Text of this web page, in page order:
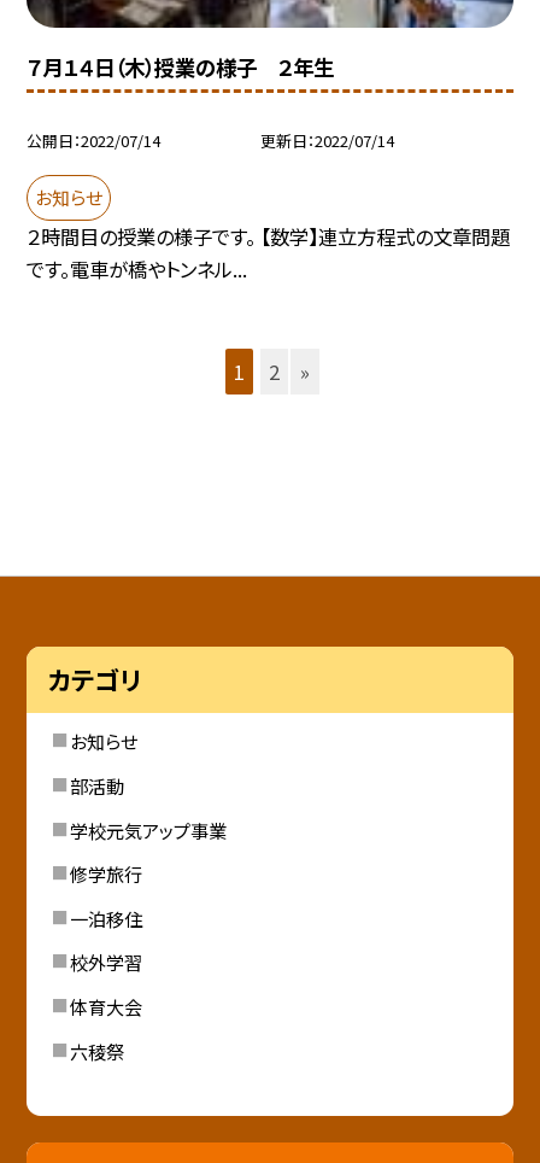
７月１４日（木）授業の様子 ２年生
公開日 2022/07/14 更新日 2022/07/14
お知らせ
２時間目の授業の様子です。 【数学】連立方程式の文章問題
です。電車が橋やトンネル...
1 2 »
カテゴリ
お知らせ
部活動
学校元気アップ事業
修学旅行
一泊移住
校外学習
体育大会
六稜祭